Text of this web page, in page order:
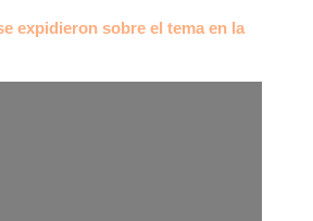
expidieron sobre el tema en la